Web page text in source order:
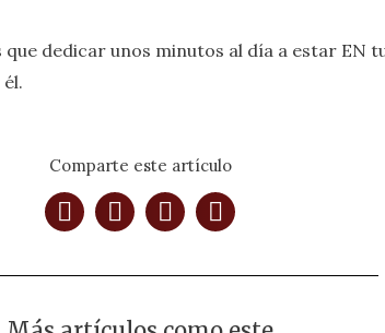
que dedicar unos minutos al día a estar EN
Comparte este artículo